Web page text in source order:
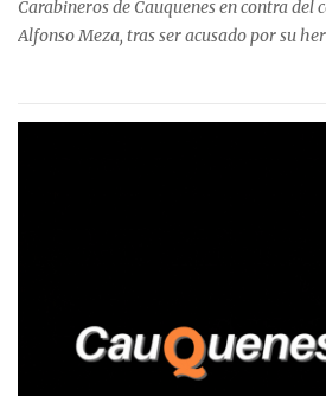
Carabineros de Cauquenes en contra del
Alfonso Meza, tras ser acusado por su
relató que los hechos ocurrieron cerca de
trabajadores, el edil descendió del
confrontación, la habría tomado de los
suelo y agredido con golpes de pies y